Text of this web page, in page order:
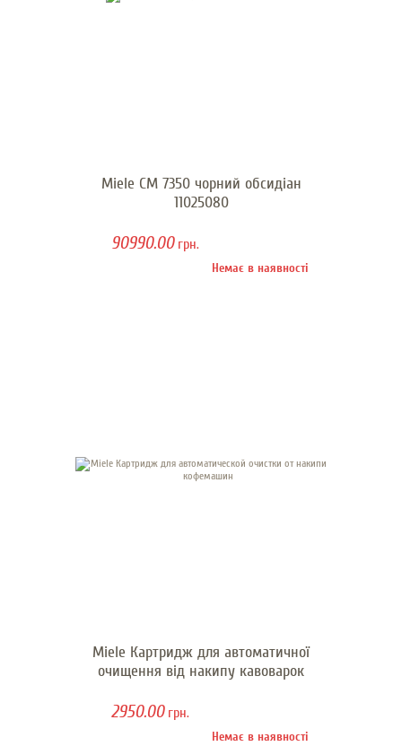
Miele CM 7350 чорний обсидіан
11025080
90990.00грн.
Немає в наявності
Miele Картридж для автоматичної
очищення від накипу кавоварок
2950.00грн.
Немає в наявності